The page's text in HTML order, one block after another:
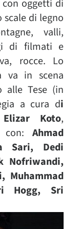
oggetti di
di legno
valli,
di filmati e
rocce. Lo
va in scena
alle Tese (in
a cura di
Elizar Koto,
Ahmad
Sari, Dedi
Nofriwandi,
Muhammad
Hogg, Sri